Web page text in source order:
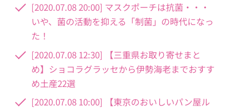
[2020.07.08 20:00] マスクポーチは抗菌・・・
いや、菌の活動を抑える「制菌」の時代になっ
た！
[2020.07.08 12:30] 【三重県お取り寄せまと
め】ショコラグラッセから伊勢海老までおすす
め土産22選
[2020.07.08 10:00] 【東京のおいしいパン屋ル